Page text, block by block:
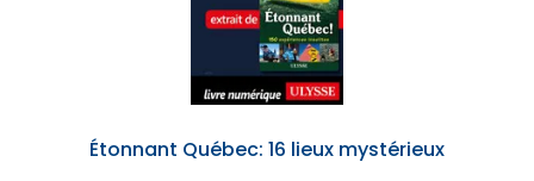
Étonnant Québec: 16 lieux mystérieux